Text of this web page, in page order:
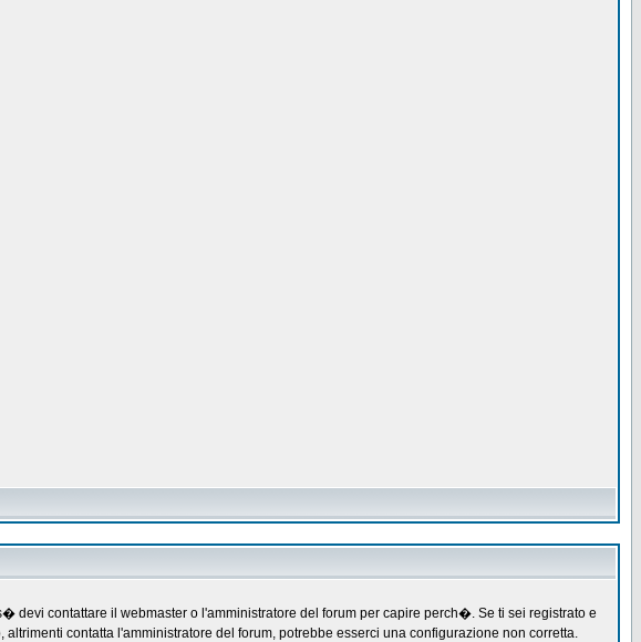
contattare il webmaster o l'amministratore del forum per capire perch�. Se ti sei registrato e
contatta l'amministratore del forum, potrebbe esserci una configurazione non corretta.